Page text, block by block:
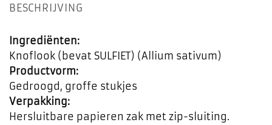
BESCHRIJVING
Ingrediënten:
Knoflook (bevat SULFIET) (Allium sativum)
Productvorm:
Gedroogd, groffe stukjes
Verpakking:
Hersluitbare papieren zak met zip-sluiting.